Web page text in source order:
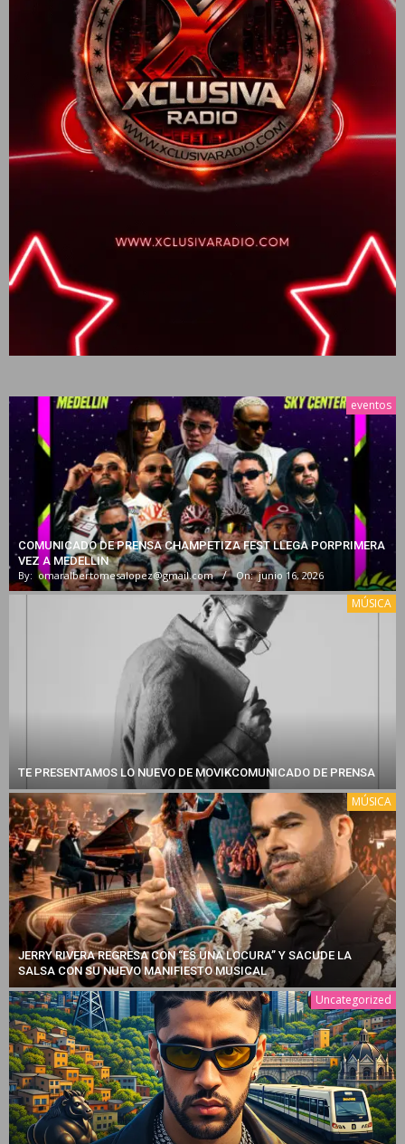
eventos
COMUNICADO DE PRENSA CHAMPETIZA FEST LLEGA PORPRIMERA
VEZ A MEDELLIN
By: omaralbertomesalopez@gmail.com On: junio 16, 2026
MÚSICA
TE PRESENTAMOS LO NUEVO DE MOVIKCOMUNICADO DE PRENSA
MÚSICA
JERRY RIVERA REGRESA CON “ES UNA LOCURA” Y SACUDE LA
SALSA CON SU NUEVO MANIFIESTO MUSICAL
Uncategorized